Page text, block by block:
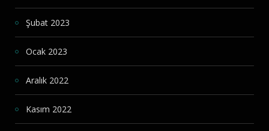
Şubat 2023
Ocak 2023
Aralık 2022
Kasım 2022